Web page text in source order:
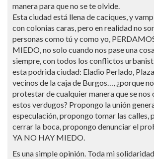
manera para que no se te olvide.
Esta ciudad está llena de caciques, y
con colonias caras, pero en realidad no
personas como tú y como yo,
MIEDO, no solo cuando nos pase una
siempre, con todos los conflictos
esta podrida ciudad: Eladio Perlado,
vecinos de la caja de Burgos…, ¿porque
protestar de cualquier manera que se
estos verdugos? Propongo la unión
especulación, propongo tomar las calles,
cerrar la boca, propongo denunciar el
YA NO HAY MIEDO.
Es una simple opinión. Toda mi